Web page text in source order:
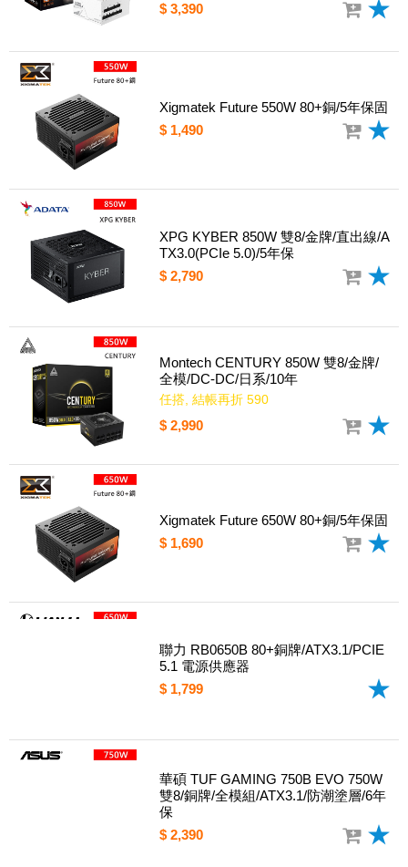
$ 3,390
Xigmatek Future 550W 80+銅/5年保固
$ 1,490
XPG KYBER 850W 雙8/金牌/直出線/A
TX3.0(PCIe 5.0)/5年保
$ 2,790
Montech CENTURY 850W 雙8/金牌/
全模/DC-DC/日系/10年
任搭, 結帳再折 590
$ 2,990
Xigmatek Future 650W 80+銅/5年保固
$ 1,690
聯力 RB0650B 80+銅牌/ATX3.1/PCIE
5.1 電源供應器
$ 1,799
華碩 TUF GAMING 750B EVO 750W
雙8/銅牌/全模組/ATX3.1/防潮塗層/6年
保
$ 2,390